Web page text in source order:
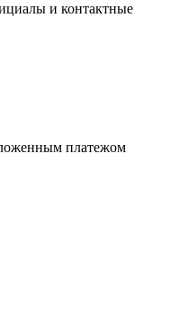
и контактные
платежом